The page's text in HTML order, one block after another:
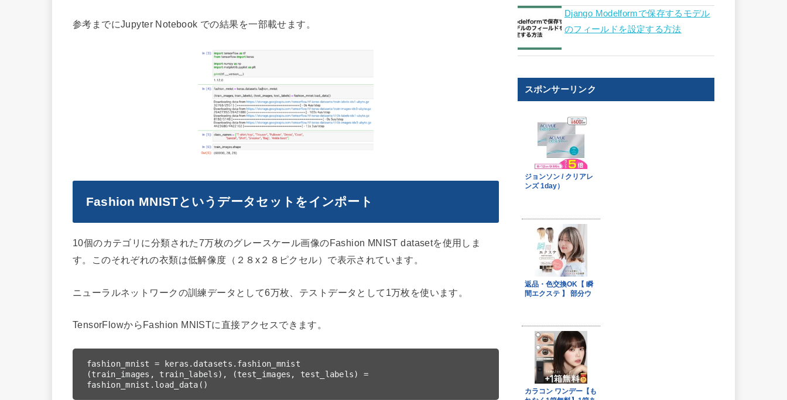
参考までにJupyter Notebook での結果を一部載せます。
Fashion MNISTというデータセットをインポート
10個のカテゴリに分類された7万枚のグレースケール画像のFashion MNIST datasetを使用しま
す。このそれぞれの衣類は低解像度（２８x２８ピクセル）で表示されています。
ニューラルネットワークの訓練データとして6万枚、テストデータとして1万枚を使います。
TensorFlowからFashion MNISTに直接アクセスできます。
fashion_mnist = keras.datasets.fashion_mnist
(train_images, train_labels), (test_images, test_labels) =
fashion_mnist.load_data()
Django Modelformで保存するモデル
のフィールドを設定する方法
スポンサーリンク